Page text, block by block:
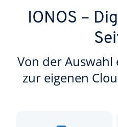
IONOS –
Von der
zur eigenen